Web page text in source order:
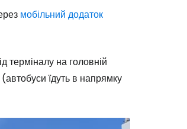
мобільний додаток
терміналу на головній
їдуть в напрямку